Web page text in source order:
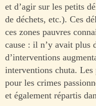
et d’agir sur les petits
de déchets, etc.). Ces
ces zones pauvres
cause : il n’y avait plus
d’interventions
interventions chuta.
pour les crimes
et également répartis